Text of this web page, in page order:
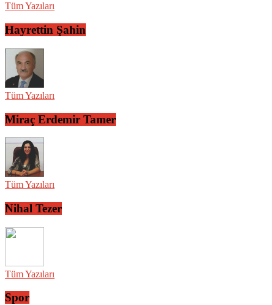
Tüm Yazıları
Hayrettin Şahin
Tüm Yazıları
Miraç Erdemir Tamer
Tüm Yazıları
Nihal Tezer
Tüm Yazıları
Spor